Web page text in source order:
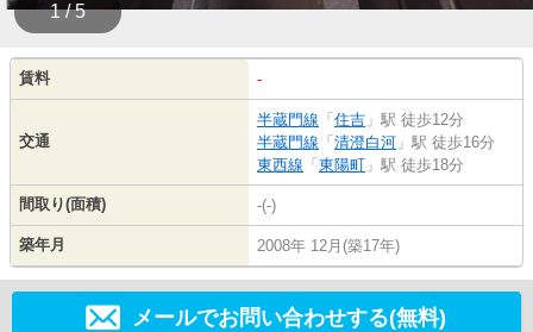
1 / 5
賃料 -
交通
半蔵門線 「 住吉 」駅 徒歩12分
半蔵門線 「 清澄白河 」駅 徒歩16分
東西線 「 東陽町 」駅 徒歩18分
間取り(面積) -(-)
築年月 2008年 12月(築17年)
メールでお問い合わせする(無料)